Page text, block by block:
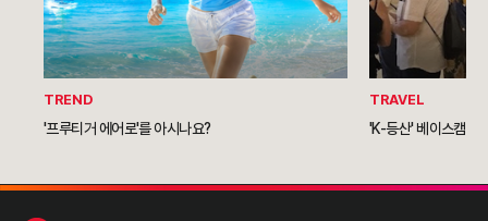
TREND
'프루티거 에어로'를 아시나요?
TRAVEL
'K-등산' 베이스캠프